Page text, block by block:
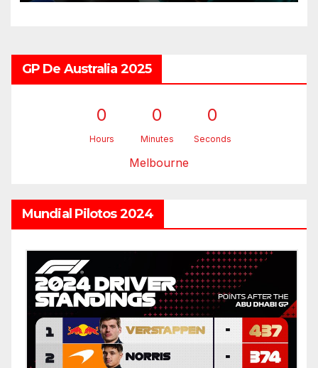
GP De Australia 2025
0
Hours
0
Minutes
0
Seconds
Melbourne
Mundial Pilotos 2024